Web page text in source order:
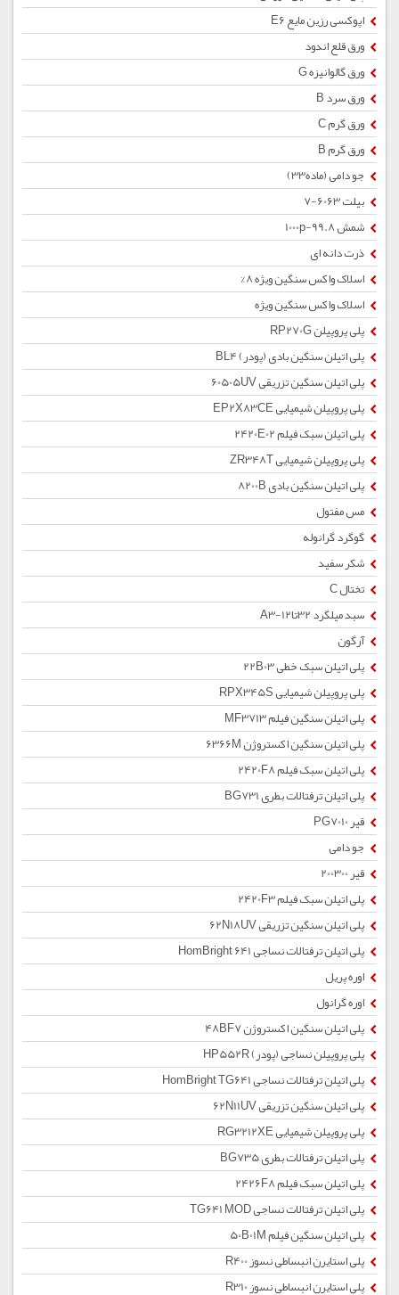
اپوکسی رزین مایع E6
ورق قلع اندود
ورق گالوانیزه G
ورق سرد B
ورق گرم C
ورق گرم B
جو دامی (ماده33)
بیلت 6063-7
شمش 1000p-99.8
ذرت دانه ای
اسلاک واکس سنگین ویژه 8%
اسلاک واکس سنگین ویژه
پلی پروپیلن RP270G
پلی اتیلن سنگین بادی (پودر) BL4
پلی اتیلن سنگین تزریقی 60505UV
پلی پروپیلن شیمیایی EP2X83CE
پلی اتیلن سبک فیلم 2420E02
پلی پروپیلن شیمیایی ZR348T
پلی اتیلن سنگین بادی 8200B
مس مفتول
گوگرد گرانوله
شکر سفید
تختال C
سبد میلگرد 32تا12-A3
آرگون
پلی اتیلن سبک خطی 22B03
پلی پروپیلن شیمیایی RPX345S
پلی اتیلن سنگین فیلم MF3713
پلی اتیلن سنگین اکستروژن 6366M
پلی اتیلن سبک فیلم 2420F8
پلی اتیلن ترفتالات بطری BG731
قیر PG7010
جو دامی
قیر 200300
پلی اتیلن سبک فیلم 2420F3
پلی اتیلن سنگین تزریقی 62N18UV
پلی اتیلن ترفتالات نساجی HomBright 641
اوره پریل
اوره گرانول
پلی اتیلن سنگین اکستروژن 48BF7
پلی پروپیلن نساجی (پودر) HP552R
پلی اتیلن ترفتالات نساجی HomBright TG641
پلی اتیلن سنگین تزریقی 62N11UV
پلی پروپیلن شیمیایی RG3212XE
پلی اتیلن ترفتالات بطری BG735
پلی اتیلن سبک فیلم 2426F8
پلی اتیلن ترفتالات نساجی TG641 MOD
پلی اتیلن سنگین فیلم 50B01M
پلی استایرن انبساطی نسوز R400
پلی استایرن انبساطی نسوز R310